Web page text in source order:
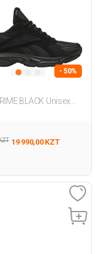
- 50%
BLACK Unisex
19 990,00 KZT